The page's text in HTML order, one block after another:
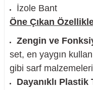
İzole Bant
Öne Çıkan
Zengin ve
set, en yaygın
gibi sarf
Dayanıklı Plastik